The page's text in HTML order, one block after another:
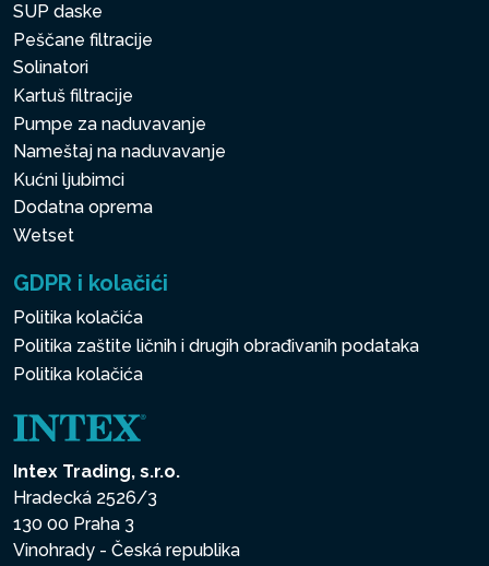
SUP daske
Peščane filtracije
Solinatori
Kartuš filtracije
Pumpe za naduvavanje
Nameštaj na naduvavanje
Kućni ljubimci
Dodatna oprema
Wetset
GDPR i kolačići
Politika kolačića
Politika zaštite ličnih i drugih obrađivanih podataka
Politika kolačića
Intex Trading, s.r.o.
Hradecká 2526/3
130 00 Praha 3
Vinohrady - Česká republika